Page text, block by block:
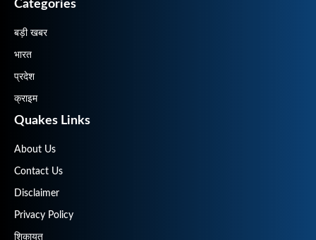
Categories
बड़ी खबर
भारत
प्रदेश
क्राइम
Quakes Links
About Us
Contact Us
Disclaimer
Privacy Policy
शिकायत